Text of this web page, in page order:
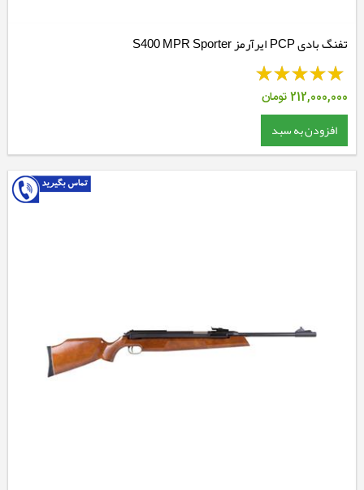
تفنگ بادی PCP ایرآرمز S400 MPR Sporter
212,000,000تومان
افزودن به سبد